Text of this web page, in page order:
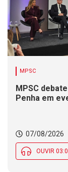
MPSC
MPSC
Penha em
07/08/2026
OUVIR